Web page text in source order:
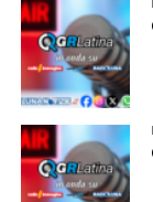
apposita